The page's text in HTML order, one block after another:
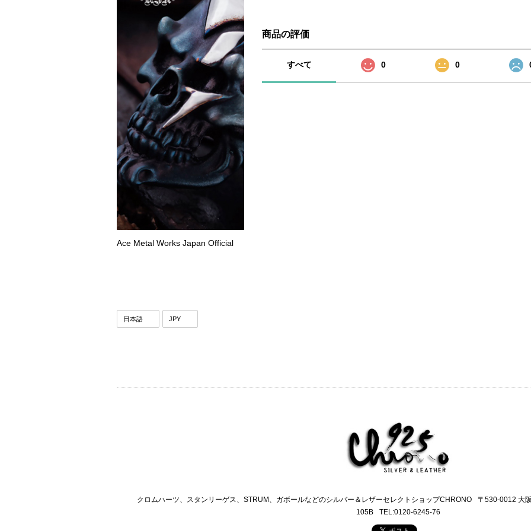
商品の評価
すべて 0 0
Ace Metal Works Japan Official
クロムハーツ、スタンリーゲス、STRUM、ガボールなどのシルバー＆レザーセレクトショップCHRONO
〒530-0012 大
105B
TEL:0120-6245-76